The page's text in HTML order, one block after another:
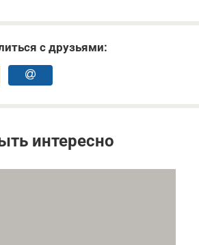
с друзьями:
интересно